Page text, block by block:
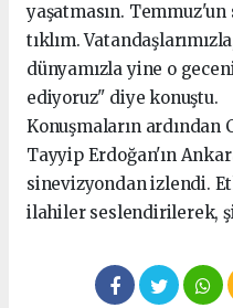
yaşatmasın. Temmuz'un
tıklım.
dünyamızla yine o
ediyoruz" diye konuştu.
Konuşmaların ardından
Tayyip Erdoğan'ın
sinevizyondan izlendi.
ilahiler seslendirilerek,